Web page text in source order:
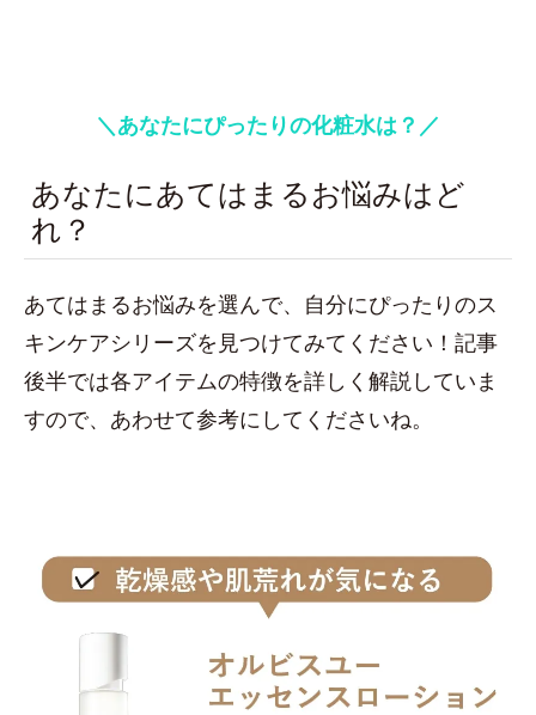
＼あなたにぴったりの化粧水は？／
あなたにあてはまるお悩みはど
れ？
あてはまるお悩みを選んで、自分にぴったりのス
キンケアシリーズを見つけてみてください！記事
後半では各アイテムの特徴を詳しく解説していま
すので、あわせて参考にしてくださいね。